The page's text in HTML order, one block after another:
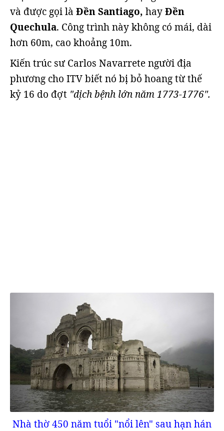
và được gọi là Đền Santiago, hayĐền
Quechula. Công trình này không có mái, dài
hơn 60m, cao khoảng 10m.
Kiến ​​trúc sư Carlos Navarrete người địa
phương cho ITV biết nó bị bỏ hoang từ thế
kỷ 16 do đợt "dịch bệnh lớn năm 1773-1776".
Nhà thờ 450 năm tuổi "nổi lên" sau hạn hán